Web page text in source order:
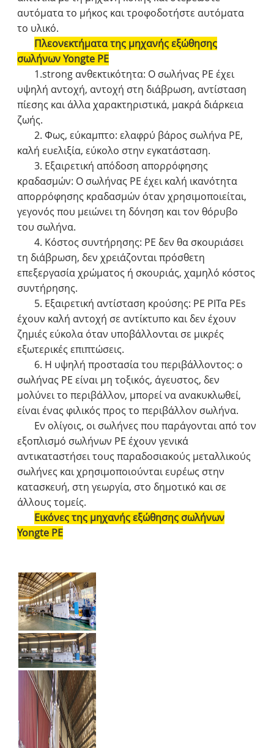
αυτόματα το μήκος και τροφοδοτήστε αυτόματα
το υλικό.
Πλεονεκτήματα της μηχανής εξώθησης
σωλήνων Yongte PE
1.strong ανθεκτικότητα: Ο σωλήνας PE έχει
υψηλή αντοχή, αντοχή στη διάβρωση, αντίσταση
πίεσης και άλλα χαρακτηριστικά, μακρά διάρκεια
ζωής.
2. Φως, εύκαμπτο: ελαφρύ βάρος σωλήνα PE,
καλή ευελιξία, εύκολο στην εγκατάσταση.
3. Εξαιρετική απόδοση απορρόφησης
κραδασμών: Ο σωλήνας ΡΕ έχει καλή ικανότητα
απορρόφησης κραδασμών όταν χρησιμοποιείται,
γεγονός που μειώνει τη δόνηση και τον θόρυβο
του σωλήνα.
4. Κόστος συντήρησης: PE δεν θα σκουριάσει
τη διάβρωση, δεν χρειάζονται πρόσθετη
επεξεργασία χρώματος ή σκουριάς, χαμηλό κόστος
συντήρησης.
5. Εξαιρετική αντίσταση κρούσης: PE PIΤα PEs
έχουν καλή αντοχή σε αντίκτυπο και δεν έχουν
ζημιές εύκολα όταν υποβάλλονται σε μικρές
εξωτερικές επιπτώσεις.
6. Η υψηλή προστασία του περιβάλλοντος: ο
σωλήνας PE είναι μη τοξικός, άγευστος, δεν
μολύνει το περιβάλλον, μπορεί να ανακυκλωθεί,
είναι ένας φιλικός προς το περιβάλλον σωλήνα.
Εν ολίγοις, οι σωλήνες που παράγονται από τον
εξοπλισμό σωλήνων PE έχουν γενικά
αντικαταστήσει τους παραδοσιακούς μεταλλικούς
σωλήνες και χρησιμοποιούνται ευρέως στην
κατασκευή, στη γεωργία, στο δημοτικό και σε
άλλους τομείς.
Εικόνες της μηχανής εξώθησης σωλήνων
Yongte PE